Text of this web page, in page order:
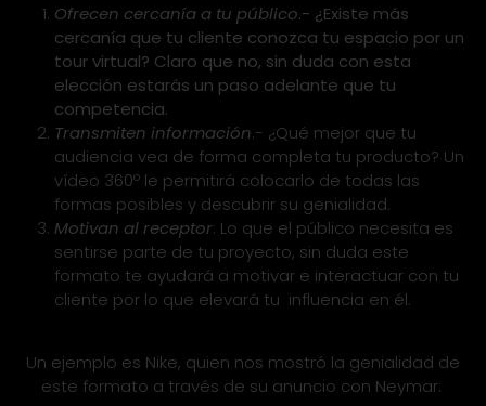
Ofrecen cercanía a tu público.- ¿Existe más
cercanía que tu cliente conozca tu espacio por un
tour virtual? Claro que no, sin duda con esta
elección estarás un paso adelante que tu
competencia.
Transmiten información.- ¿Qué mejor que tu
audiencia vea de forma completa tu producto? Un
vídeo 360º le permitirá colocarlo de todas las
formas posibles y descubrir su genialidad.
Motivan al receptor: Lo que el público necesita es
sentirse parte de tu proyecto, sin duda este
formato te ayudará a motivar e interactuar con tu
cliente por lo que elevará tu influencia en él.
Un ejemplo es Nike, quien nos mostró la genialidad de
este formato a través de su anuncio con Neymar: